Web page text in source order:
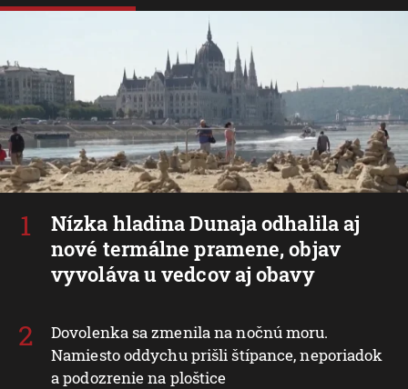
Nízka hladina Dunaja odhalila aj
nové termálne pramene, objav
vyvoláva u vedcov aj obavy
Dovolenka sa zmenila na nočnú moru.
Namiesto oddychu prišli štípance, neporiadok
a podozrenie na ploštice